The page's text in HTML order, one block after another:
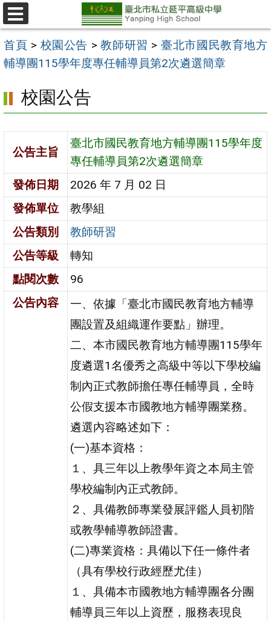
跳
至
主
要
區
選
單
首頁 > 校園公告 >教師研習 > 臺北市國民教育地方
輔導團115學年度專任輔導員第2次遴選簡章
校園公告
公告主旨
臺北市國民教育地方輔導團115學年度
專任輔導員第2次遴選簡章
發佈日期
2026 年 7 月 02 日
發佈單位
教學組
公告類別
教師研習
公告等級
轉知
點閱次數
96
公告內容
一、依據「臺北市國民教育地方輔導
團設置及組織運作要點」辦理。
二、本市國民教育地方輔導團115學年
度遴選1名優秀之高級中等以下學校編
制內正式教師擔任專任輔導員，全時
公假支援本市國教地方輔導團業務。
遴選內容略述如下：
(一)基本資格：
１、具三年以上教學年資之本局主管
學校編制內正式教師。
２、具備教師專業發展評鑑人員初階
或教學輔導教師證書。
(二)專業資格：具備以下任一條件者
（具有學校行政經歷尤佳）
１、具備本市國教地方輔導團各分團
輔導員三年以上資歷，服務表現良